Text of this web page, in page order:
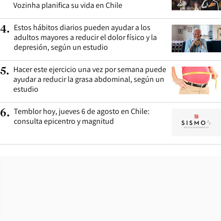
Vozinha planifica su vida en Chile
4. Estos hábitos diarios pueden ayudar a los
adultos mayores a reducir el dolor físico y la
depresión, según un estudio
5. Hacer este ejercicio una vez por semana puede
ayudar a reducir la grasa abdominal, según un
estudio
6. Temblor hoy, jueves 6 de agosto en Chile:
consulta epicentro y magnitud